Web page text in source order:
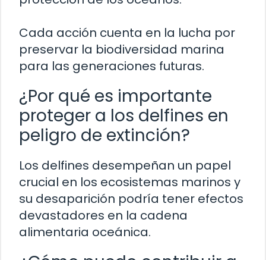
Cada acción cuenta en la lucha por
preservar la biodiversidad marina
para las generaciones futuras.
¿Por qué es importante
proteger a los delfines en
peligro de extinción?
Los delfines desempeñan un papel
crucial en los ecosistemas marinos y
su desaparición podría tener efectos
devastadores en la cadena
alimentaria oceánica.